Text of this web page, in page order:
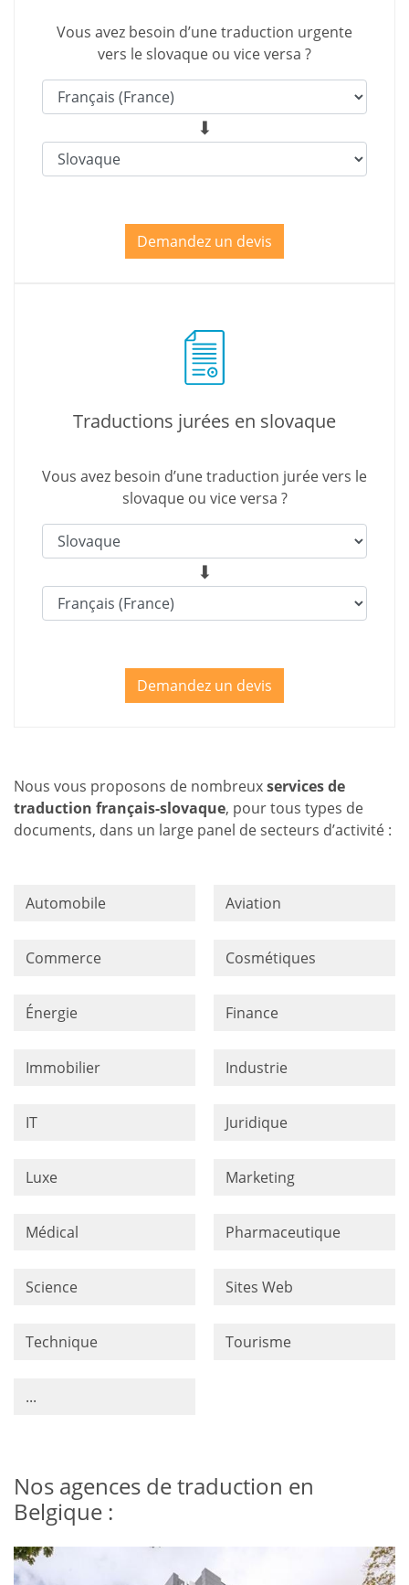
Vous avez besoin d’une traduction urgente
vers le slovaque ou vice versa ?
Demandez un devis
Traductions jurées en slovaque
Vous avez besoin d’une traduction jurée vers le
slovaque ou vice versa ?
Demandez un devis
Nous vous proposons de nombreuxservices de
traduction français-slovaque, pour tous types de
documents, dans un large panel de secteurs d’activité :
Automobile Aviation
Commerce Cosmétiques
Énergie Finance
Immobilier Industrie
IT Juridique
Luxe Marketing
Médical Pharmaceutique
Science Sites Web
Technique Tourisme
...
Nos agences de traduction en
Belgique :